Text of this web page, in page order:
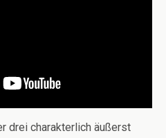
drei charakterlich äußerst